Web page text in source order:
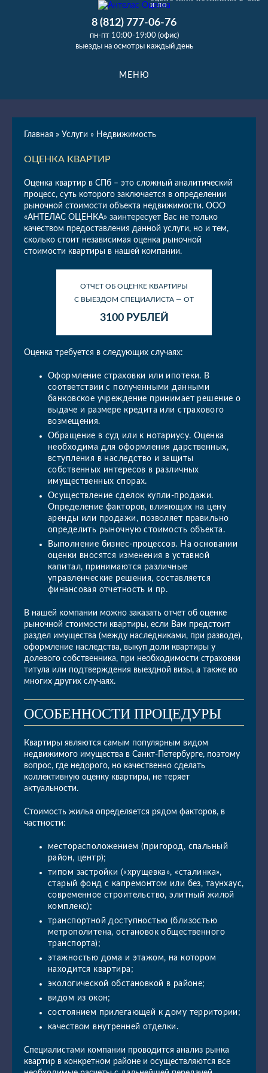
И ЛО
8 (812) 777-06-76
пн-пт 10:00-19:00 (офис)
выезды на осмотры каждый день
МЕНЮ
Главная » Услуги » Недвижимость
ОЦЕНКА КВАРТИР
Оценка квартир в СПб – это сложный аналитический
процесс, суть которого заключается в определении
рыночной стоимости объекта недвижимости. ООО
«АНТЕЛАС ОЦЕНКА» заинтересует Вас не только
качеством предоставления данной услуги, но и тем,
сколько стоит независимая оценка рыночной
стоимости квартиры в нашей компании.
ОТЧЕТ ОБ ОЦЕНКЕ КВАРТИРЫ
С ВЫЕЗДОМ СПЕЦИАЛИСТА — ОТ
3100 РУБЛЕЙ
Оценка требуется в следующих случаях:
Оформление страховки или ипотеки. В
соответствии с полученными данными
банковское учреждение принимает решение о
выдаче и размере кредита или страхового
возмещения.
Обращение в суд или к нотариусу. Оценка
необходима для оформления дарственных,
вступления в наследство и защиты
собственных интересов в различных
имущественных спорах.
Осуществление сделок купли-продажи.
Определение факторов, влияющих на цену
аренды или продажи, позволяет правильно
определить рыночную стоимость объекта.
Выполнение бизнес-процессов. На основании
оценки вносятся изменения в уставной
капитал, принимаются различные
управленческие решения, составляется
финансовая отчетность и пр.
В нашей компании можно заказать отчет об оценке
рыночной стоимости квартиры, если Вам предстоит
раздел имущества (между наследниками, при разводе),
оформление наследства, выкуп доли квартиры у
долевого собственника, при необходимости страховки
титула или подтверждения выездной визы, а также во
многих других случаях.
ОСОБЕННОСТИ ПРОЦЕДУРЫ
Квартиры являются самым популярным видом
недвижимого имущества в Санкт-Петербурге, поэтому
вопрос, где недорого, но качественно сделать
коллективную оценку квартиры, не теряет
актуальности.
Стоимость жилья определяется рядом факторов, в
частности:
месторасположением (пригород, спальный
район, центр);
типом застройки («хрущевка», «сталинка»,
старый фонд с капремонтом или без, таунхаус,
современное строительство, элитный жилой
комплекс);
транспортной доступностью (близостью
метрополитена, остановок общественного
транспорта);
этажностью дома и этажом, на котором
находится квартира;
экологической обстановкой в районе;
видом из окон;
состоянием прилегающей к дому территории;
качеством внутренней отделки.
Специалистами компании проводится анализ рынка
квартир в конкретном районе и осуществляются все